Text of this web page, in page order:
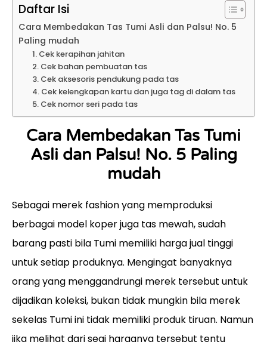
Daftar Isi
Cara Membedakan Tas Tumi Asli dan Palsu! No. 5
Paling mudah
1. Cek kerapihan jahitan
2. Cek bahan pembuatan tas
3. Cek aksesoris pendukung pada tas
4. Cek kelengkapan kartu dan juga tag di dalam tas
5. Cek nomor seri pada tas
Cara Membedakan Tas Tumi
Asli dan Palsu! No. 5 Paling
mudah
Sebagai merek fashion yang memproduksi
berbagai model koper juga tas mewah, sudah
barang pasti bila Tumi memiliki harga jual tinggi
untuk setiap produknya. Mengingat banyaknya
orang yang menggandrungi merek tersebut untuk
dijadikan koleksi, bukan tidak mungkin bila merek
sekelas Tumi ini tidak memiliki produk tiruan. Namun
jika melihat dari segi harganya tersebut tentu